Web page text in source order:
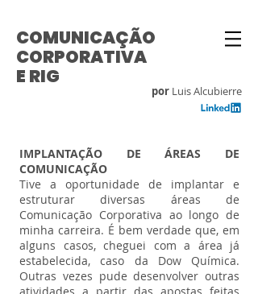
por Luis Alcubierre
COMUNICAÇÃO
CORPORATIVA
E RIG
IMPLANTAÇÃO DE ÁREAS DE
COMUNICAÇÃO
Tive a oportunidade de implantar e
estruturar diversas áreas de
Comunicação Corporativa ao longo de
minha carreira. É bem verdade que, em
alguns casos, cheguei com a área já
estabelecida, caso da Dow Química.
Outras vezes pude desenvolver outras